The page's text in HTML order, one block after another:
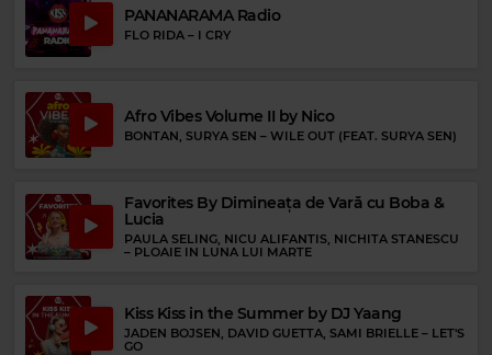
Rock 80s & 90s
PANANARAMA Radio
FLO RIDA – I CRY
Afro Vibes Volume II by Nico
BONTAN, SURYA SEN – WILE OUT (FEAT. SURYA SEN)
Favorites By Dimineața de Vară cu Boba &
Lucia
PAULA SELING, NICU ALIFANTIS, NICHITA STANESCU
– PLOAIE IN LUNA LUI MARTE
Kiss Kiss in the Summer by DJ Yaang
JADEN BOJSEN, DAVID GUETTA, SAMI BRIELLE – LET'S
GO